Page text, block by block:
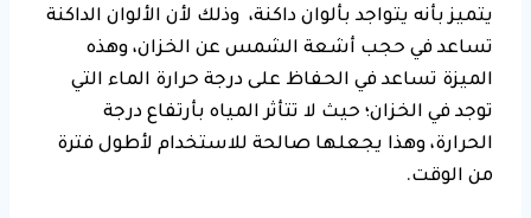
يتميز بأنه يتواجد بألوان داكنة، وذلك لأن الألوان الداكنة
تساعد في حجب أشعة الشمس عن الخزان، وهذه
الميزة تساعد في الحفاظ على درجة حرارة الماء التي
توجد في الخزان؛ حيث لا تتأثر المياه بأرتفاع درجة
الحرارة، وهذا يجعلها صالحة للاستخدام لأطول فترة
من الوقت.